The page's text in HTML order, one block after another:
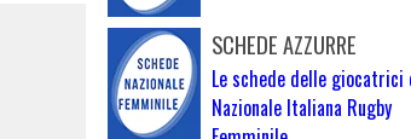
SCHEDE AZZURRE
Le schede delle giocatrici
Nazionale Italiana Rugby